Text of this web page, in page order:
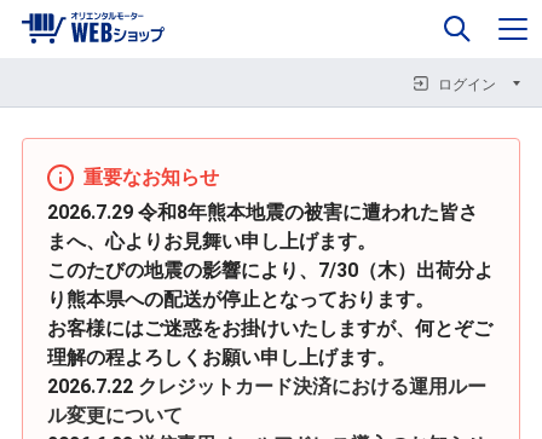
企業情報
ログイン
カート 0
重要なお知らせ
2026.7.29 令和8年熊本地震の被害に遭われた皆さ
まへ、心よりお見舞い申し上げます。
このたびの地震の影響により、7/30（木）出荷分よ
り熊本県への配送が停止となっております。
お客様にはご迷惑をお掛けいたしますが、何とぞご
理解の程よろしくお願い申し上げます。
2026.7.22 クレジットカード決済における運用ルー
ル変更について